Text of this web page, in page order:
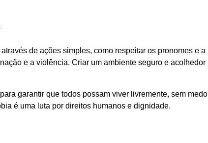
de ações simples, como respeitar os pronomes e a
e a violência. Criar um ambiente seguro e acolhedor
garantir que todos possam viver livremente, sem medo
é uma luta por direitos humanos e dignidade.